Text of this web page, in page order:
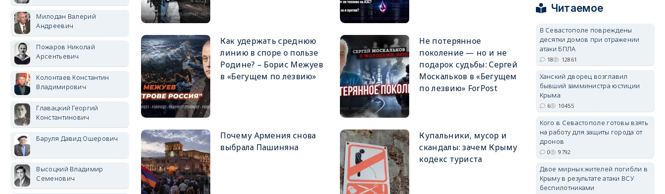
Как удержать среднюю
линию в споре о пользе
Родине? – Борис Межуев
в «Бегущем по лезвию»
Не потерянное
поколение — но и не
подарок судьбы: Сергей
Москальков в «Бегущем
по лезвию» ForPost
Почему Армения снова
выбрала Пашиняна
Купальники, мусор и
скандалы: зачем Крыму
кодекс туриста
Милодан Валерий
Андреевич
Пожаров Николай
Арсентьевич
Колонтаев Константин
Владимирович
Главацкий Георгий
Константинович
Баруля Давид Ошерович
Высоцкий Владимир
Семенович
Читаемое
В Севастополе повреждены
десятки домов при отражении
атаки БПЛА
18 12861
Ханский дворец возглавил
бывший замминистра юстиции
Крыма
6 10455
Кого в Севастополе готовы взять
на работу для защиты города от
дронов
0 9792
Двое мирных жителей погибли в
Крыму в результате атаки ВСУ
беспилотниками